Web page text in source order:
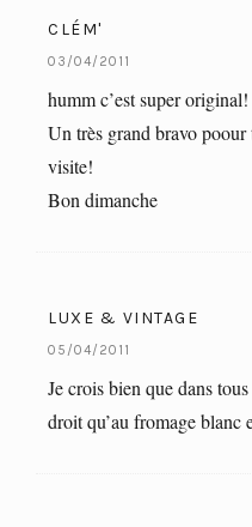
CLÉM'
03/04/2011
humm c’est super
Un très grand bravo
visite!
Bon dimanche
LUXE & VINTAGE
05/04/2011
Je crois bien que dans
droit qu’au fromage blanc